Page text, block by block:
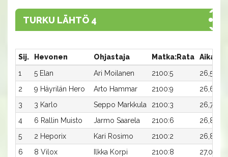
TURKU LÄHTÖ 4
Sij. Hevonen Ohjastaja Matka:Rata Aika
1
5 Elan Ari Moilanen 2100:5 26,5a
2
9 Häyrilän Hero Arto Hammar 2100:9 26,6a
3
3 Karlo Seppo Markkula 2100:3 26,7a
4
6 Rallin Muisto Jarmo Saarela 2100:6 26,8ax
5
2 Heporix Kari Rosimo 2100:2 26,8a
6
8 Vilox Ilkka Korpi 2100:8 27,0a